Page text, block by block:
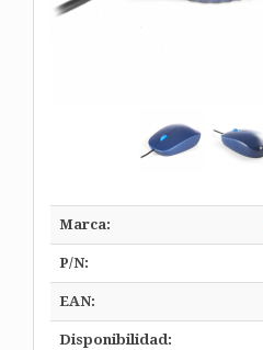
Marca:
P/N:
EAN:
Disponibilidad: